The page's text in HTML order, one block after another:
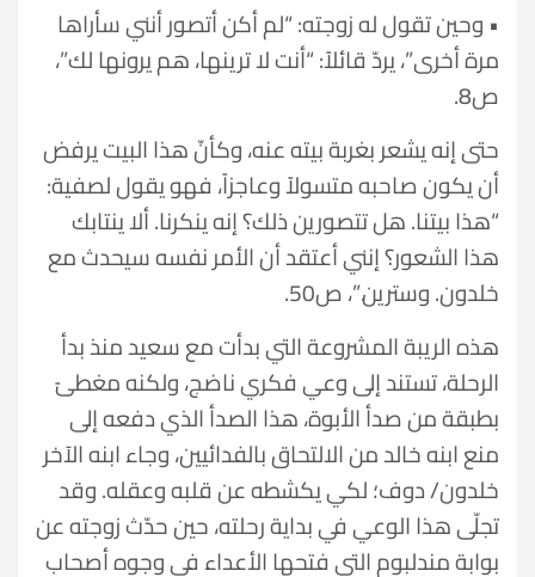
• وحين تقول له زوجته: “لم أكن أتصور أنني سأراها
مرة أخرى”، يردّ قائلاً: “أنت لا ترينها، هم يرونها لك”،
ص8.
حتى إنه يشعر بغربة بيته عنه، وكأنّ هذا البيت يرفض
أن يكون صاحبه متسولاً وعاجزاً، فهو يقول لصفية:
“هذا بيتنا. هل تتصورين ذلك؟ إنه ينكرنا. ألا ينتابك
هذا الشعور؟ إنني أعتقد أن الأمر نفسه سيحدث مع
خلدون. وسترين.”، ص50.
هذه الريبة المشروعة التي بدأت مع سعيد منذ بدأ
الرحلة، تستند إلى وعي فكري ناضج، ولكنه مغطىً
بطبقة من صدأ الأبوة، هذا الصدأ الذي دفعه إلى
منع ابنه خالد من الالتحاق بالفدائيين، وجاء ابنه الآخر
خلدون/ دوف؛ لكي يكشطه عن قلبه وعقله. وقد
تجلّى هذا الوعي في بداية رحلته، حين حدّث زوجته عن
بوابة مندلبوم التي فتحها الأعداء في وجوه أصحاب